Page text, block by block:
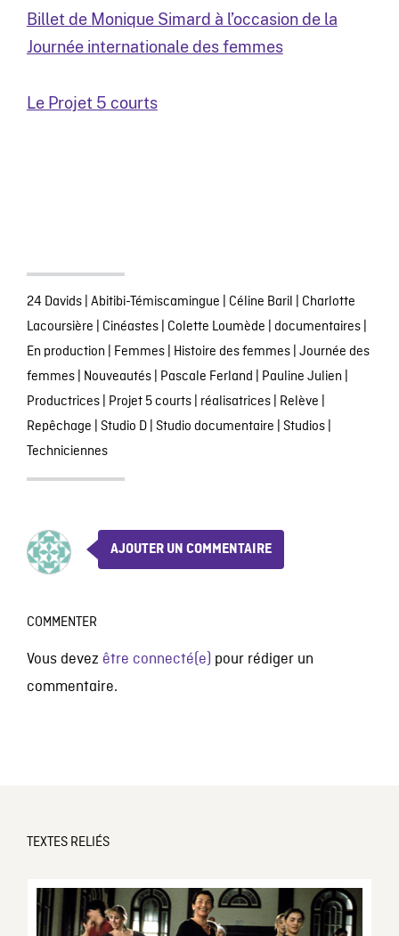
Billet de Monique Simard à l’occasion de la
Journée internationale des femmes
Le Projet 5 courts
24 Davids| Abitibi-Témiscamingue | Céline Baril | Charlotte
Lacoursière | Cinéastes| Colette Loumède | documentaires|
En production | Femmes| Histoire des femmes| Journée des
femmes| Nouveautés| Pascale Ferland | Pauline Julien |
Productrices| Projet 5 courts| réalisatrices| Relève |
Repêchage | Studio D| Studio documentaire | Studios|
Techniciennes
AJOUTER UN COMMENTAIRE
COMMENTER
Vous devez être connecté(e) pour rédiger un
commentaire.
TEXTES RELIÉS